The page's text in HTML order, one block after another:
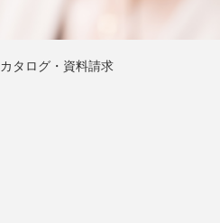
カタログ・資料請求